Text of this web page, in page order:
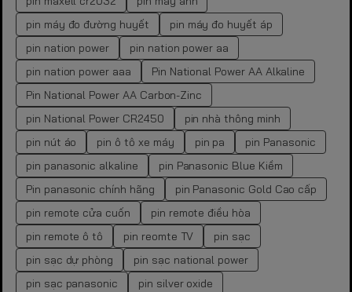
pin máy đo đường huyết
pin máy đo huyết áp
pin nation power
pin nation power aa
pin nation power aaa
Pin National Power AA Alkaline
Pin National Power AA Carbon-Zinc
pin National Power CR2450
pin nhà thông minh
pin nút áo
pin ô tô xe máy pin pa
pin Panasonic
pin panasonic alkaline
pin Panasonic Blue Kiềm
Pin panasonic chính hãng
pin Panasonic Gold Cao cấp
pin remote cửa cuốn
pin remote điều hòa
pin remote ô tô
pin reomte TV
pin sạc
pin sạc dự phòng
pin sạc national power
pin sạc panasonic
pin silver oxide